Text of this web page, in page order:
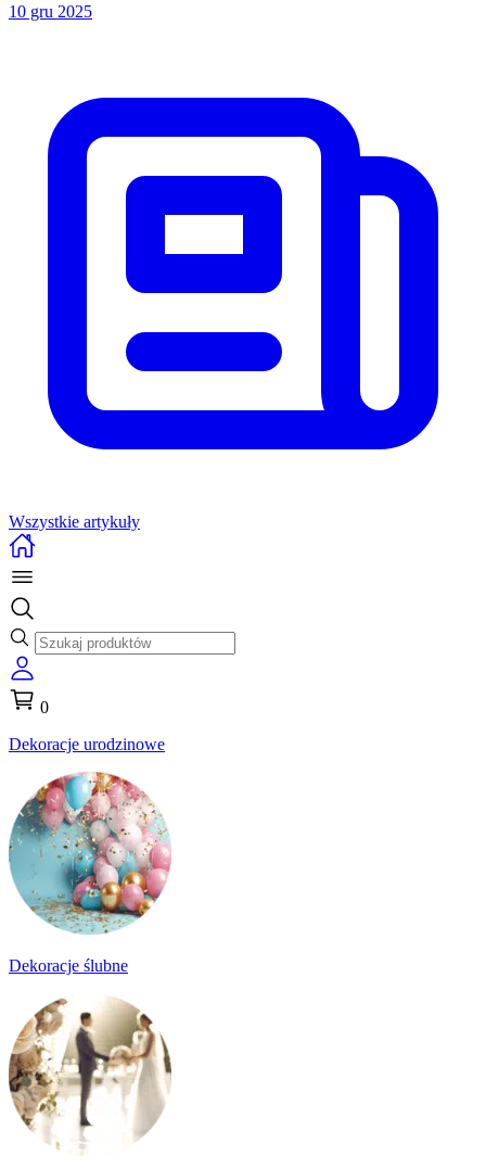
10 gru 2025
Wszystkie artykuły
0
Dekoracje urodzinowe
Dekoracje ślubne